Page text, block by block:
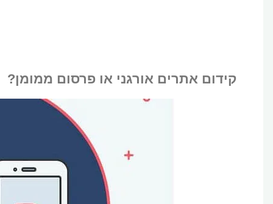
קידום אתרים אורגני או פרסום ממומן?